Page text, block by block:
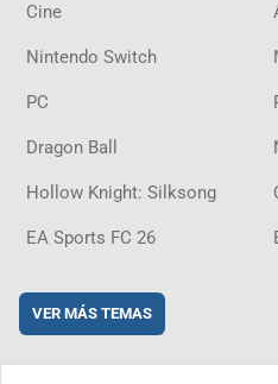
Cine
Nintendo Switch
PC
Dragon Ball
Hollow Knight: Silksong
EA Sports FC 26
VER MÁS TEMAS